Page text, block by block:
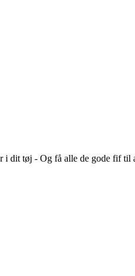
dit tøj - Og få alle de gode fif til